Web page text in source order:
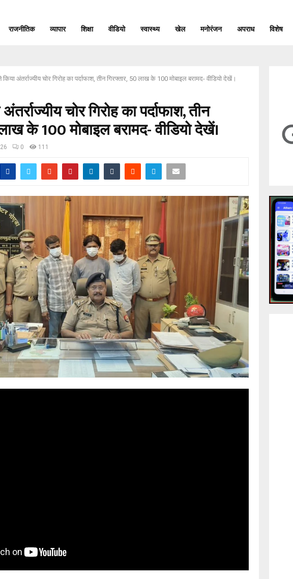
राजनीतिक व्यापार शिक्षा वीडियो स्वास्थ्य खेल मनोरंजन अपराध विशेष
अंतर्राज्यीय चोर गिरोह का पर्दाफाश, तीन गिरफ्तार, 50 लाख के 100 मोबाइल बरामद- वीडियो देखें।
चोर गिरोह का पर्दाफाश, तीन
के 100 मोबाइल बरामद- वीडियो देखें।
0 111